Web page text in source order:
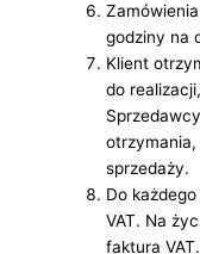
godziny na
Klient
do
sprzedaży.
Do
VAT. Na
faktura VAT.